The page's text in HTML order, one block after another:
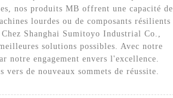
nos produits MB offrent une capacité de
lourdes ou de composants résilients
Shanghai Sumitoyo Industrial Co.,
solutions possibles. Avec notre
notre engagement envers l'excellence.
de nouveaux sommets de réussite.